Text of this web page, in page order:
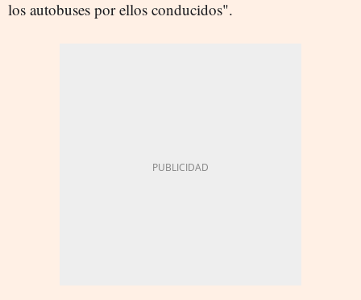
los autobuses por ellos conducidos".